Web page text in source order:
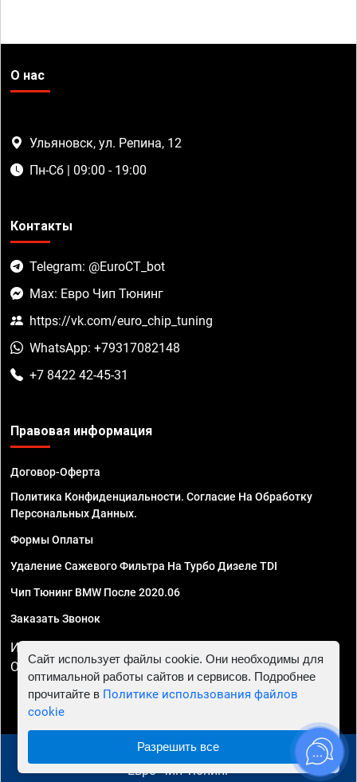
О нас
Ульяновск, ул. Репина, 12
Пн-Сб | 09:00 - 19:00
Контакты
Telegram: @EuroCT_bot
Max: Евро Чип Тюнинг
https://vk.com/euro_chip_tuning
WhatsApp: +79317082148
+7 8422 42-45-31
Правовая информация
Договор-Оферта
Политика Конфиденциальности. Согласие На Обработку
Персональных Данных.
Формы Оплаты
Удаление Сажевого Фильтра На Турбо Дизеле TDI
Чип Тюнинг BMW После 2020.06
Заказать Звонок
ИП Смирнов Георгий Павлович. ИНН 781302555843,
ОГРНИП 324470400032610
© 2010 - 2026 Чип тюнинг в Ульяновске - Автосервис
"Евро Чип Тюнинг"
Сайт использует файлы cookie. Они необходимы для
оптимальной работы сайтов и сервисов. Подробнее
прочитайте в Политике использования файлов
cookie
Разрешить все